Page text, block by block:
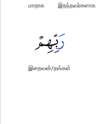
இறந்தவர்களாக
மாறாக
இறைவன்/தங்கள்